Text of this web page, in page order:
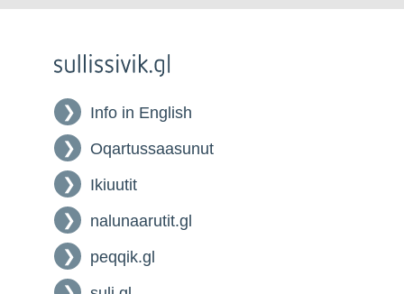
Info in English
Oqartussaasunut
Ikiuutit
nalunaarutit.gl
peqqik.gl